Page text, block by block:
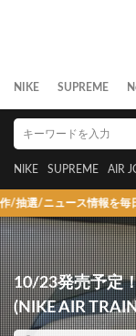
NIKE SUPREME
NIKE SUPREME AIR
ース情報を毎日更新！
10/23発売予定
(NIKE AIR